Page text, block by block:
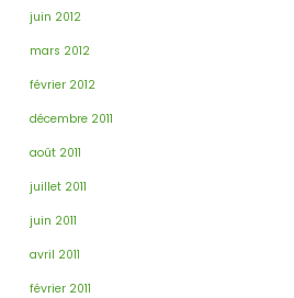
juin 2012
mars 2012
février 2012
décembre 2011
août 2011
juillet 2011
juin 2011
avril 2011
février 2011